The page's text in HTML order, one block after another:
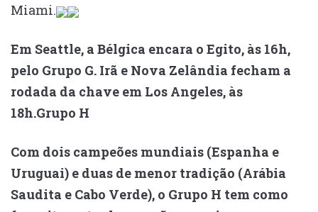
Miami.
Em Seattle, a Bélgica encara o Egito, às 16h,
pelo Grupo G. Irã e Nova Zelândia fecham a
rodada da chave em Los Angeles, às
18h.Grupo H
Com dois campeões mundiais (Espanha e
Uruguai) e duas de menor tradição (Arábia
Saudita e Cabo Verde), o Grupo H tem como